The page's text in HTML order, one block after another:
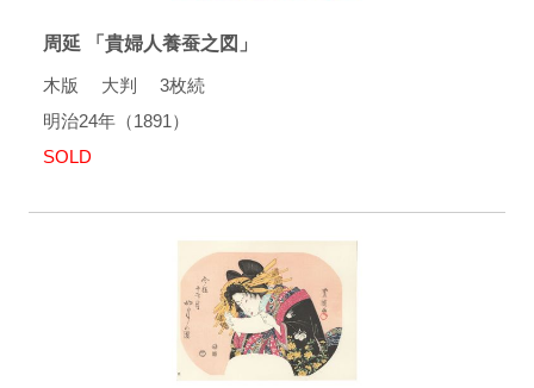
周延 「貴婦人養蚕之図」
木版 大判 3枚続
明治24年（1891）
SOLD